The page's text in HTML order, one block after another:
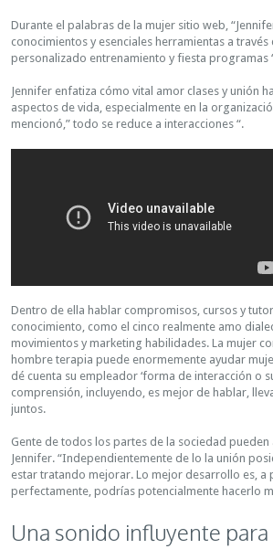
Durante el palabras de la mujer sitio web,
conocimientos y esenciales herramientas a
personalizado entrenamiento y fiesta programas
Jennifer enfatiza cómo vital amor clases y unión
aspectos de vida, especialmente en la
mencionó,” todo se reduce a interacciones “.
Dentro de ella hablar compromisos, cursos y
conocimiento, como el cinco realmente amo
movimientos y marketing habilidades. La mujer
hombre terapia puede enormemente ayudar
dé cuenta su empleador ‘forma de interacción o
comprensión, incluyendo, es mejor de hablar,
juntos.
Gente de todos los partes de la sociedad
Jennifer. “Independientemente de lo la unión
estar tratando mejorar. Lo mejor desarrollo es, a
perfectamente, podrías potencialmente hacerlo
Una sonido influyente